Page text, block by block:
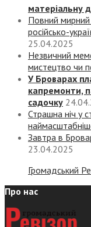
матеріальну
Повний
російсько-
25.04.2025
Незвичний
мистецтво чи
У Броварах
капремонти,
садочку
Страшна ніч у
Завтра в
23.04.2025
Громадський
Про нас